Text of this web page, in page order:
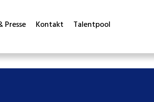
Presse Kontakt Talentpool